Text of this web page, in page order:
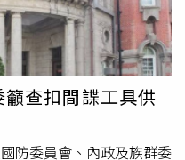
成目標的可能性。台灣對
的總統賴清德更展開多年
而，賴清德面臨的一大挑
何說服台灣人民相信威脅
衛措施，卻仍抱持懷疑態
說：「我們確實需要演
的要打早就打了，入侵的
查扣間諜工具供
防委員會、內政及族群委